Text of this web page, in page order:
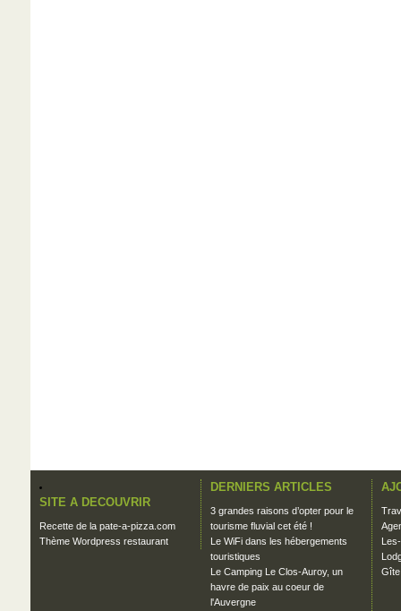
SITE A DECOUVRIR
Recette de la pate-a-pizza.com
Thème Wordpress restaurant
DERNIERS ARTICLES
3 grandes raisons d’opter pour le
tourisme fluvial cet été !
Le WiFi dans les hébergements
touristiques
Le Camping Le Clos-Auroy, un
havre de paix au coeur de
l'Auvergne